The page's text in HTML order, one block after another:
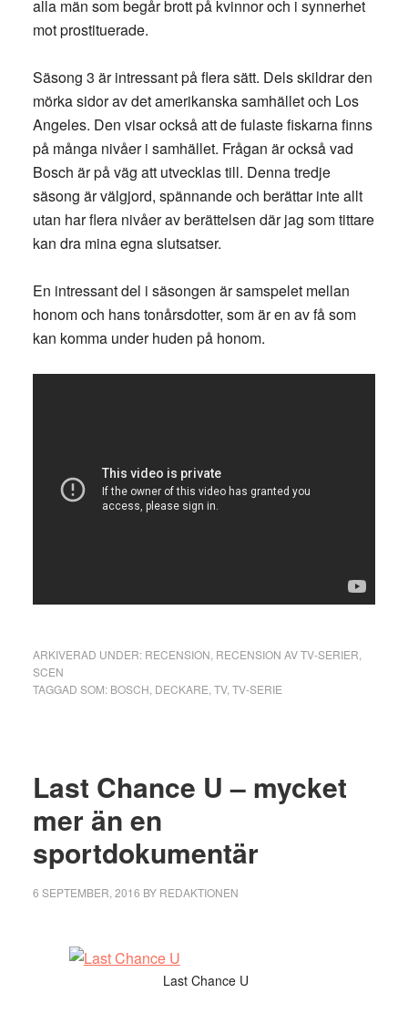
alla män som begår brott på kvinnor och i synnerhet
mot prostituerade.
Säsong 3 är intressant på flera sätt. Dels skildrar den
mörka sidor av det amerikanska samhället och Los
Angeles. Den visar också att de fulaste fiskarna finns
på många nivåer i samhället. Frågan är också vad
Bosch är på väg att utvecklas till. Denna tredje
säsong är välgjord, spännande och berättar inte allt
utan har flera nivåer av berättelsen där jag som tittare
kan dra mina egna slutsatser.
En intressant del i säsongen är samspelet mellan
honom och hans tonårsdotter, som är en av få som
kan komma under huden på honom.
ARKIVERAD UNDER: RECENSION RECENSION AV TV-SERIER
SCEN
TAGGAD SOM: BOSCH DECKARE TV, TV-SERIE
Last Chance U – mycket
mer än en
sportdokumentär
6 SEPTEMBER, 2016 BY REDAKTIONEN
Last Chance U